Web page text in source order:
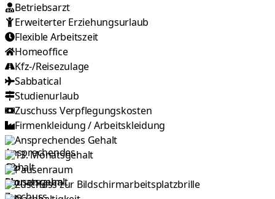
Betriebsarzt
Erweiterter Erziehungsurlaub
Flexible Arbeitszeit
Homeoffice
Kfz-/Reisezulage
Sabbatical
Studienurlaub
Zuschuss Verpflegungskosten
Firmenkleidung / Arbeitskleidung
Ansprechendes Gehalt
13. Monatsgehalt
Pausenraum
Zuschuss zur Bildschirmarbeitsplatzbrille